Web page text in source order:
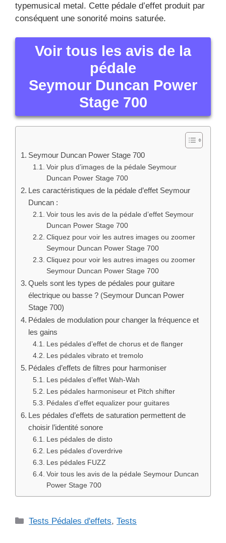
typemusical metal. Cette pédale d’effet produit par
conséquent une sonorité moins saturée.
Voir tous les avis de la
pédale
Seymour Duncan Power
Stage 700
Seymour Duncan Power Stage 700
Voir plus d’images de la pédale Seymour
Duncan Power Stage 700
Les caractéristiques de la pédale d’effet Seymour
Duncan :
Voir tous les avis de la pédale d’effet Seymour
Duncan Power Stage 700
Cliquez pour voir les autres images ou zoomer
Seymour Duncan Power Stage 700
Cliquez pour voir les autres images ou zoomer
Seymour Duncan Power Stage 700
Quels sont les types de pédales pour guitare
électrique ou basse ? (Seymour Duncan Power
Stage 700)
Pédales de modulation pour changer la fréquence et
les gains
Les pédales d’effet de chorus et de flanger
Les pédales vibrato et tremolo
Pédales d’effets de filtres pour harmoniser
Les pédales d’effet Wah-Wah
Les pédales harmoniseur et Pitch shifter
Pédales d’effet equalizer pour guitares
Les pédales d’effets de saturation permettent de
choisir l’identité sonore
Les pédales de disto
Les pédales d’overdrive
Les pédales FUZZ
Voir tous les avis de la pédale Seymour Duncan
Power Stage 700
Catégories
Tests Pédales d'effets,Tests